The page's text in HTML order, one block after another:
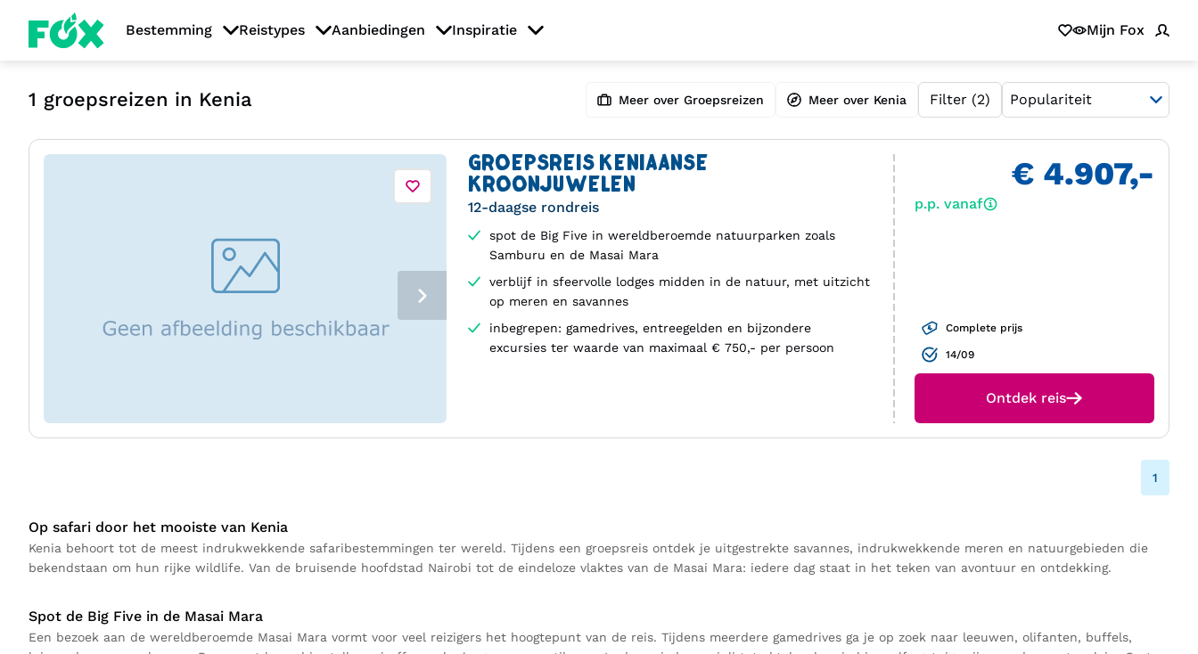
Bestemming Reistypes Aanbiedingen Inspiratie Mijn Fox
1 groepsreizen in Kenia Meer over Groepsreizen Meer over Kenia Filter (2)
GROEPSREIS KENIAANSE
KROONJUWELEN
12-daagse rondreis
spot de Big Five in wereldberoemde natuurparken zoals
Samburu en de Masai Mara
verblijf in sfeervolle lodges midden in de natuur, met uitzicht
op meren en savannes
inbegrepen: gamedrives, entreegelden en bijzondere
excursies ter waarde van maximaal € 750,- per persoon
Complete prijs
14/09
€ 4.907,-
p.p. vanaf
Ontdek reis
1
Op safari door het mooiste van Kenia
Kenia behoort tot de meest indrukwekkende safaribestemmingen ter wereld. Tijdens een groepsreis ontdek je uitgestrekte savannes, indrukwekkende meren en natuurgebieden die
bekendstaan om hun rijke wildlife. Van de bruisende hoofdstad Nairobi tot de eindeloze vlaktes van de Masai Mara: iedere dag staat in het teken van avontuur en ontdekking.
Spot de Big Five in de Masai Mara
Een bezoek aan de wereldberoemde Masai Mara vormt voor veel reizigers het hoogtepunt van de reis. Tijdens meerdere gamedrives ga je op zoek naar leeuwen, olifanten, buffels,